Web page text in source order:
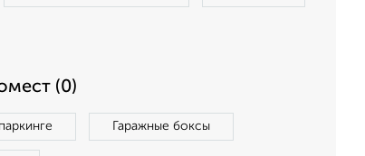
(0)
Гаражные боксы